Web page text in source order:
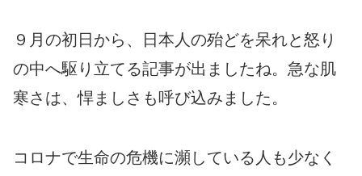
９月の初日から、日本人の殆どを呆れと怒り
の中へ駆り立てる記事が出ましたね。急な肌
寒さは、悍ましさも呼び込みました。
コロナで生命の危機に瀕している人も少なく